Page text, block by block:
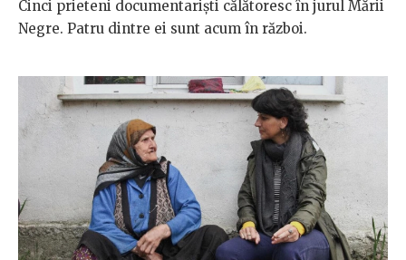
Cinci prieteni documentariști călătoresc în jurul Mării
Negre. Patru dintre ei sunt acum în război.